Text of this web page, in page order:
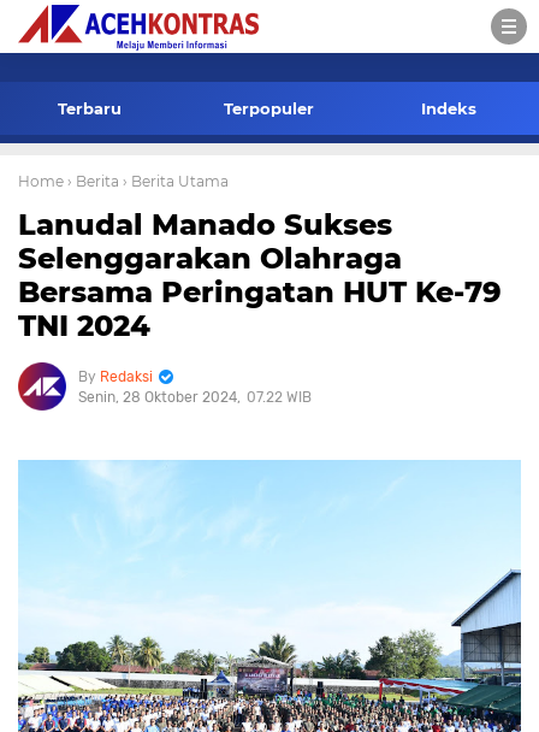
Terbaru Terpopuler Indeks
Home › Berita › Berita Utama
Lanudal Manado Sukses
Selenggarakan Olahraga
Bersama Peringatan HUT Ke-79
TNI 2024
Redaksi
Senin, 28 Oktober 2024 07.22 WIB